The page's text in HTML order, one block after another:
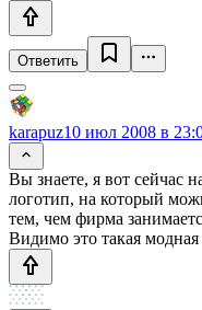
Ответить
karapuz10 июл 2008 в
Вы знаете, я вот сейчас
логотип, на который
тем, чем фирма
Видимо это такая